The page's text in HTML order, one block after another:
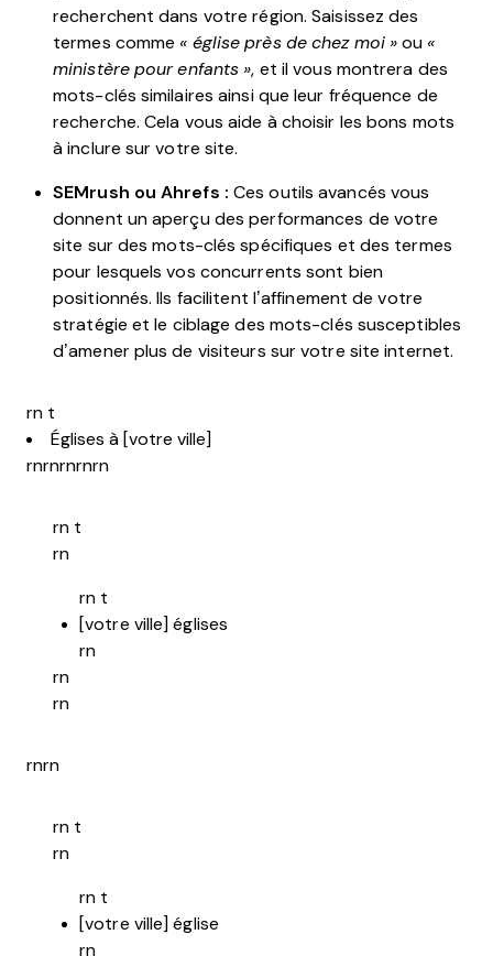
recherchent dans votre région. Saisissez des
termes comme « église près de chez moi » ou «
ministère pour enfants », et il vous montrera des
mots-clés similaires ainsi que leur fréquence de
recherche. Cela vous aide à choisir les bons mots
à inclure sur votre site.
SEMrush ou Ahrefs : Ces outils avancés vous
donnent un aperçu des performances de votre
site sur des mots-clés spécifiques et des termes
pour lesquels vos concurrents sont bien
positionnés. Ils facilitent l’affinement de votre
stratégie et le ciblage des mots-clés susceptibles
d’amener plus de visiteurs sur votre site internet.
rn t
Églises à [votre ville]
rnrnrnrnrn
rn t
rn
rn t
[votre ville] églises
rn
rn
rn
rnrn
rn t
rn
rn t
[votre ville] église
rn